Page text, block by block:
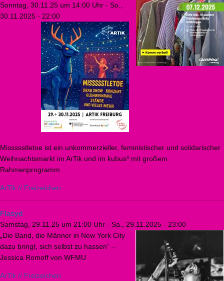
Sonntag, 30.11.25 um 14:00 Uhr - So.,
30.11.2025 - 22:00
Missssstletoe ist ein unkommerzieller, feministischer und solidarischer
Weihnachtsmarkt im ArTik und im kubus³ mit großem
Rahmenprogramm
ArTik // Freizeichen
Flasyd
Samstag, 29.11.25 um 21:00 Uhr - Sa., 29.11.2025 - 23:00
„Die Band, die Männer in New York City
dazu bringt, sich selbst zu hassen“ –
Jessica Romoff von WFMU
ArTik // Freizeichen